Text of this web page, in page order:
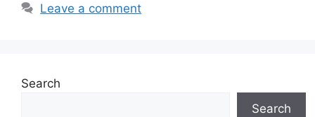
Leave a comment
Search
Search